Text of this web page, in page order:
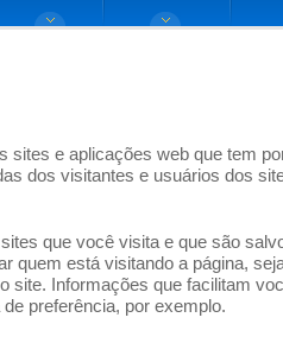
e aplicações web que tem
dos visitantes e usuários dos
que você visita e que são
quem está visitando a página,
site. Informações que facilitam
preferência, por exemplo.